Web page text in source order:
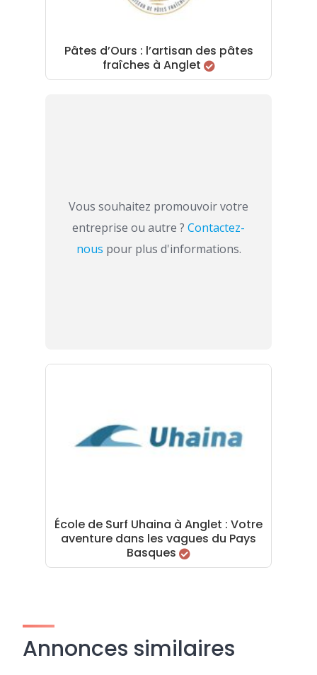
Pâtes d’Ours : l’artisan des pâtes
fraîches à Anglet
Vous souhaitez promouvoir votre
entreprise ou autre ? Contactez-
nous pour plus d'informations.
École de Surf Uhaina à Anglet : Votre
aventure dans les vagues du Pays
Basques
Annonces similaires